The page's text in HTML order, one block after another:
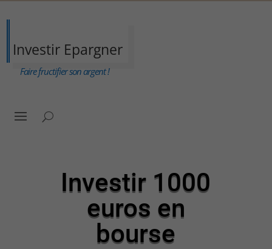
Investir Epargner
Faire fructifier son argent !
Investir 1000
euros en
bourse